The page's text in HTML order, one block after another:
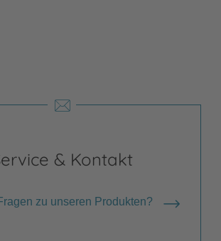
& Kontakt
zu unseren Produkten?